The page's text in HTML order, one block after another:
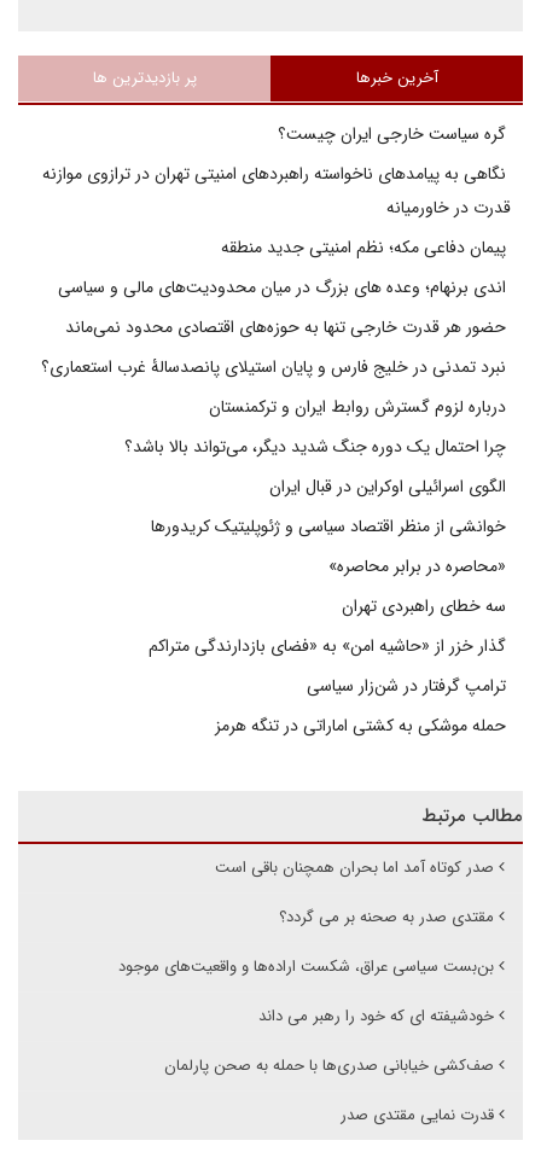
آخرین خبرها پر بازدیدترین ها
گره سیاست خارجی ایران چیست؟
نگاهی به پیامدهای ناخواسته راهبردهای امنیتی تهران در ترازوی موازنه
قدرت در خاورمیانه
پیمان دفاعی مکه؛ نظم امنیتی جدید منطقه
اندی برنهام؛ وعده های بزرگ در میان محدودیت‌های مالی و سیاسی
حضور هر قدرت خارجی تنها به حوزه‌های اقتصادی محدود نمی‌ماند
نبرد تمدنی در خلیج فارس و پایان استیلای پانصدسالۀ غرب استعماری؟
درباره لزوم گسترش روابط ایران و ترکمنستان
چرا احتمال یک دوره جنگ شدید دیگر، می‌تواند بالا باشد؟
الگوی اسرائیلی اوکراین در قبال ایران
خوانشی از منظر اقتصاد سیاسی و ژئوپلیتیک کریدورها
«محاصره در برابر محاصره»
سه خطای راهبردی تهران
گذار خزر از «حاشیه امن» به «فضای بازدارندگی متراکم
ترامپ گرفتار در شن‌زار سیاسی
حمله موشکی به کشتی اماراتی در تنگه هرمز
مطالب مرتبط
صدر کوتاه آمد اما بحران همچنان باقی است
مقتدی صدر به صحنه بر می گردد؟
بن‌بست سیاسی عراق، شکست اراده‌ها و واقعیت‌های موجود
خودشیفته ای که خود را رهبر می داند
صف‌کشی خیابانی صدری‌ها با حمله به صحن پارلمان
قدرت نمایی مقتدی صدر